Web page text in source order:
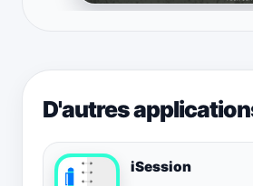
D'autres
iSession